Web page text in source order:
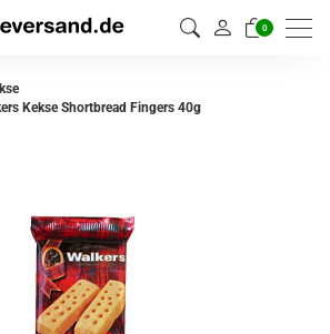
0
Kekse Shortbread Fingers 40g